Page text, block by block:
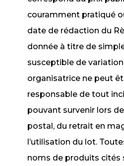
couramment pratiqué
date de rédaction du
donnée à titre de
susceptible de
organisatrice ne peut
responsable de tout
pouvant survenir lors
postal, du retrait en
l’utilisation du lot.
noms de produits cités